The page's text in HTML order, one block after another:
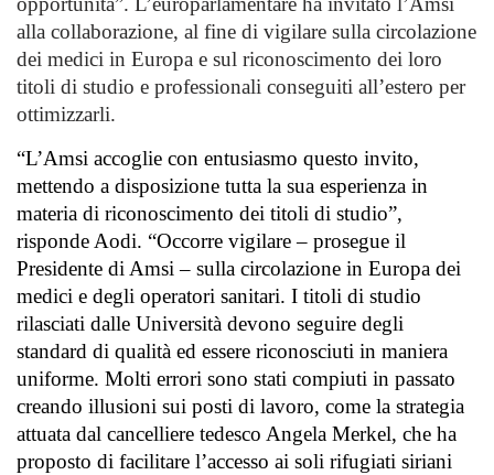
alla collaborazione, al fine di vigilare sulla circolazione
dei medici in Europa e sul riconoscimento dei loro
titoli di studio e professionali conseguiti all’estero per
ottimizzarli.
“L’Amsi accoglie con entusiasmo questo invito,
mettendo a disposizione tutta la sua esperienza in
materia di riconoscimento dei titoli di studio”,
risponde Aodi. “Occorre vigilare – prosegue il
Presidente di Amsi – sulla circolazione in Europa dei
medici e degli operatori sanitari. I titoli di studio
rilasciati dalle Università devono seguire degli
standard di qualità ed essere riconosciuti in maniera
uniforme. Molti errori sono stati compiuti in passato
creando illusioni sui posti di lavoro, come la strategia
attuata dal cancelliere tedesco Angela Merkel, che ha
proposto di facilitare l’accesso ai soli rifugiati siriani